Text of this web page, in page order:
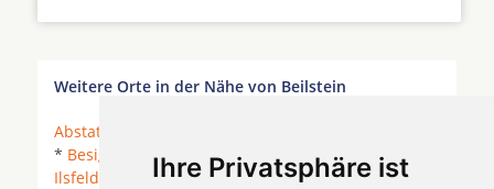
Ihre Privatsphäre ist
Weitere Orte in der Nähe von Beilstein
Abstatt
* Besigheim * Flein *Großbottwar * Heilbronn *
Ilsfeld * Lehrensteinsfeld * Löwenstein *